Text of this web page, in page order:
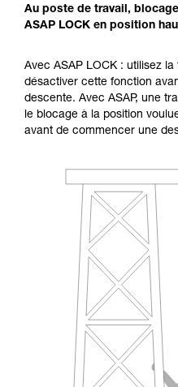
Au poste de travail,
ASAP LOCK en position
Avec ASAP LOCK : utilisez
désactiver cette fonction
descente. Avec ASAP, une
le blocage à la position
avant de commencer une